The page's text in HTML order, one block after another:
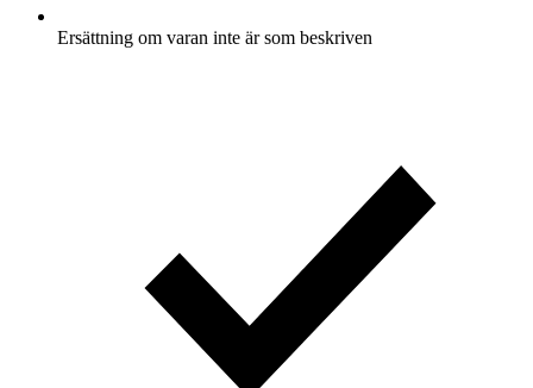
Ersättning om varan inte är som beskriven